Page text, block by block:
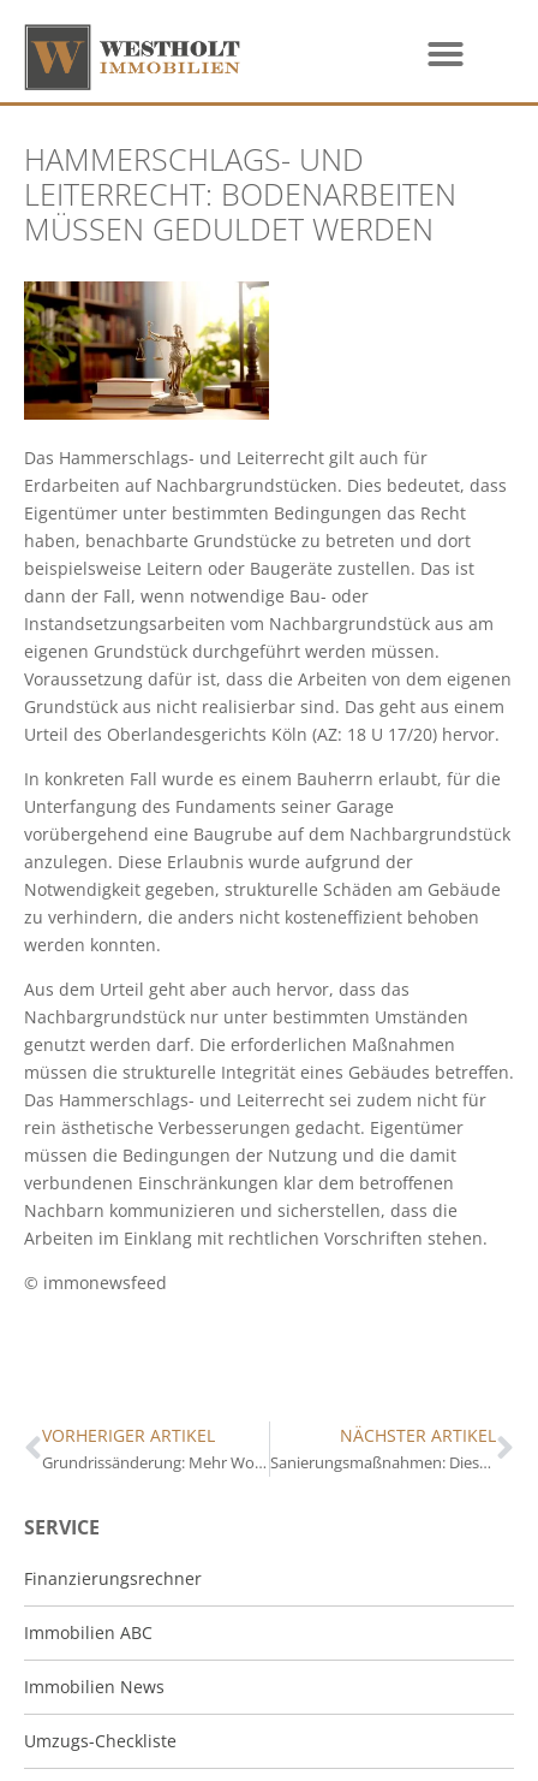
SERVICE
Finanzierungsrechner
Immobilien ABC
Immobilien News
Umzugs-Checkliste
HAMMERSCHLAGS- UND
LEITERRECHT: BODENARBEITEN
MÜSSEN GEDULDET WERDEN
Das Hammerschlags- und Leiterrecht gilt auch für
Erdarbeiten auf Nachbargrundstücken. Dies bedeutet, dass
Eigentümer unter bestimmten Bedingungen das Recht
haben, benachbarte Grundstücke zu betreten und dort
beispielsweise Leitern oder Baugeräte zustellen. Das ist
dann der Fall, wenn notwendige Bau- oder
Instandsetzungsarbeiten vom Nachbargrundstück aus am
eigenen Grundstück durchgeführt werden müssen.
Voraussetzung dafür ist, dass die Arbeiten von dem eigenen
Grundstück aus nicht realisierbar sind. Das geht aus einem
Urteil des Oberlandesgerichts Köln (AZ: 18 U 17/20) hervor.
In konkreten Fall wurde es einem Bauherrn erlaubt, für die
Unterfangung des Fundaments seiner Garage
vorübergehend eine Baugrube auf dem Nachbargrundstück
anzulegen. Diese Erlaubnis wurde aufgrund der
Notwendigkeit gegeben, strukturelle Schäden am Gebäude
zu verhindern, die anders nicht kosteneffizient behoben
werden konnten.
Aus dem Urteil geht aber auch hervor, dass das
Nachbargrundstück nur unter bestimmten Umständen
genutzt werden darf. Die erforderlichen Maßnahmen
müssen die strukturelle Integrität eines Gebäudes betreffen.
Das Hammerschlags- und Leiterrecht sei zudem nicht für
rein ästhetische Verbesserungen gedacht. Eigentümer
müssen die Bedingungen der Nutzung und die damit
verbundenen Einschränkungen klar dem betroffenen
Nachbarn kommunizieren und sicherstellen, dass die
Arbeiten im Einklang mit rechtlichen Vorschriften stehen.
© immonewsfeed
VORHERIGER ARTIKEL
Grundrissänderung: Mehr Wohnraum ohne Anbau
NÄCHSTER ARTIKEL
Sanierungsmaßnahmen: Diese Förderprogramme gibt es